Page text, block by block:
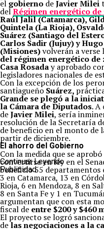
el gobierno deJavier Milei
delRégimen energético
Raúl Jalil (Catamarca),
Quintela (La Rioja),
Suárez (Santiago del
Carlos Sadir (Jujuy) y
(Misiones)volverán a verse
del régimen energético
Casa Rosaday aprobado
legisladores nacionales de
Con la excepción de los
santiagueño Suárez,
Grande se plegó a la
la Cámara de Diputados. A
deJavier Milei, sería
resolución de la Secretaría
de beneficio en el monto de
partir de diciembre.
El ahorro del Gobierno
Con la medida que se
convertirse en ley en el
beneficio 55 departamentos
3 en Catamarca, 13 en
Rioja, 6 en Mendoza, 8 en
8 en Santa Fe y 1 en
argumentan que con esta
fiscal de entre $200 y $460
El proyecto se logró
delas negociaciones a la
Continuar Leyendo
Publicidad